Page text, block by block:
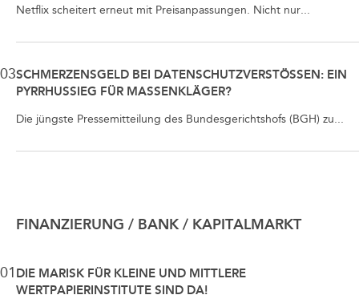
Netflix scheitert erneut mit Preisanpassungen. Nicht nur...
03SCHMERZENSGELD BEI DATENSCHUTZVERSTÖSSEN: EIN P
YRRHUSSIEG FÜR MASSENKLÄGER?
Die jüngste Pressemitteilung des Bundesgerichtshofs (BGH) zu...
FINANZIERUNG / BANK / KAPITALMARKT
01 DIE MARISK FÜR KLEINE UND MITTLERE
WERTPAPIERINSTITUTE SIND DA!